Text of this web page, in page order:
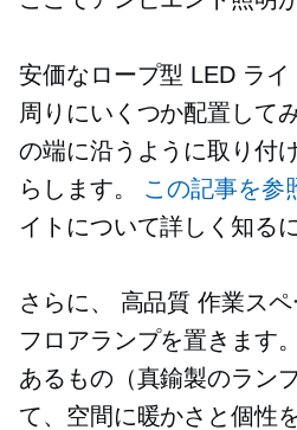
安価なロープ型 LED ラ
周りにいくつか配置して
の端に沿うように取り付
らします。 この記事を参
イトについて詳しく知るに
さらに、 高品質 作業ス
フロアランプを置きます
あるもの（真鍮製のラン
て、空間に暖かさと個性